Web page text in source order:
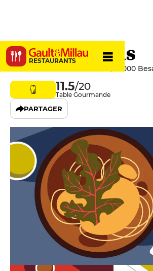
RESTAURANTS
Le Poker d'As
14 Rue du Clos Saint-Amour, 25000
11.5/20
Table Gourmande
PARTAGER